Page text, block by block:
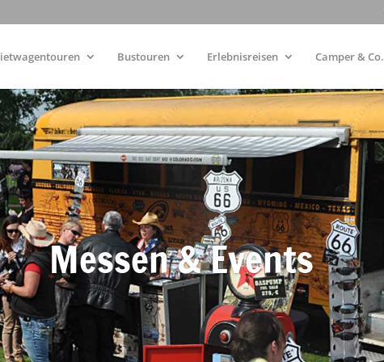
Bustouren Erlebnisreisen Camper & Co.
Messen & Events